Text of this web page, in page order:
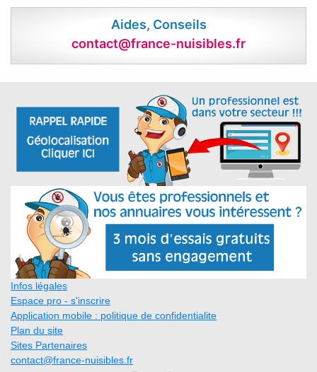
Aides, Conseils
contact@france-nuisibles.fr
Infos légales
Espace pro - s'inscrire
Application mobile : politique de confidentialite
Plan du site
Sites Partenaires
contact@france-nuisibles.fr